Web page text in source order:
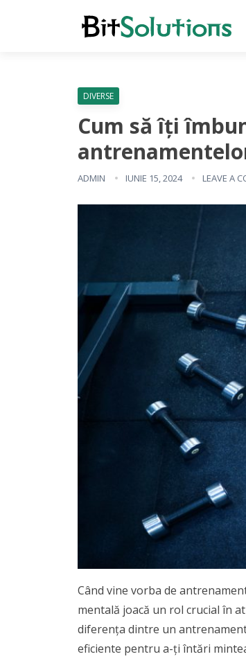
DIVERSE
Cum să îți
ADMIN IUNIE 15, 2024 LEAVE A
Când vine vorba de
mentală joacă un rol crucial în
diferența dintre un
eficiente pentru a-ți întări